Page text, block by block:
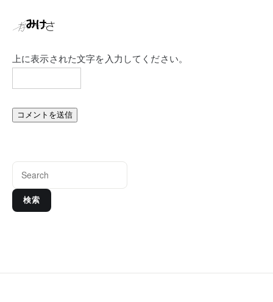
上に表示された文字を入力してください。
検索